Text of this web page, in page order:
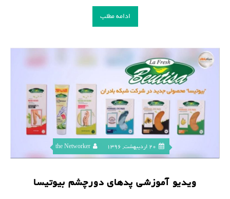
ادامه مطلب
20 اردیبهشت, 1396 the Networker
ویدیو آموزشی پدهای دورچشم بیوتیسا